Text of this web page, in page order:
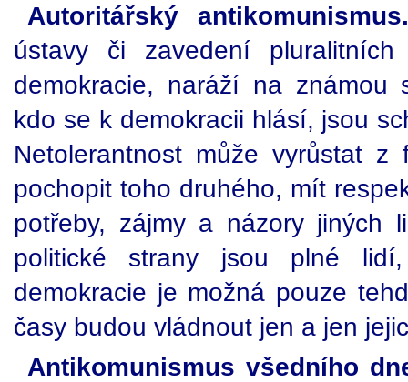
Autoritářský
ústavy či zavedení
demokracie, naráží na známou
kdo se k demokracii hlásí, jsou
Netolerantnost může vyrůstat
pochopit toho druhého, mít
potřeby, zájmy a názory jiných
politické strany jsou plné
demokracie je možná pouze
časy budou vládnout jen a jen
Antikomunismus všedního